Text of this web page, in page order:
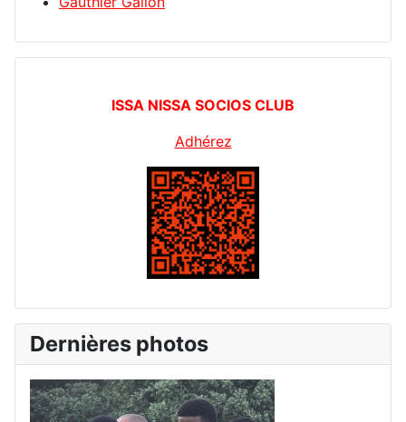
ISSA NISSA SOCIOS CLUB
Adhérez
Dernières photos